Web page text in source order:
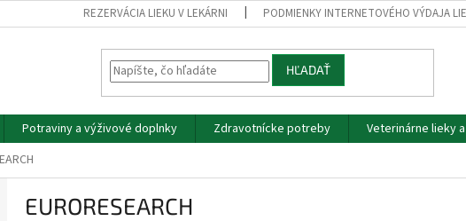
REZERVÁCIA LIEKU V LEKÁRNI PODMIENKY INTERNETOVÉHO VÝDAJA
HĽADAŤ
Potraviny a výživové doplnky Zdravotnícke potreby Veterinárne lieky
EURORESEARCH